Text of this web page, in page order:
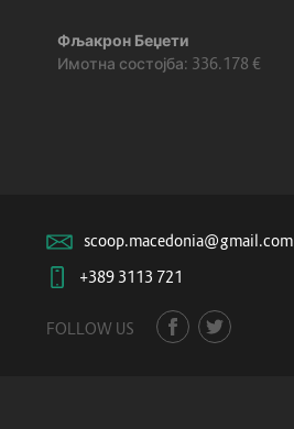
Фљакрон Беџети
336.178 €
scoop.macedonia@gmail.com
+389 3113 721
FOLLOW US